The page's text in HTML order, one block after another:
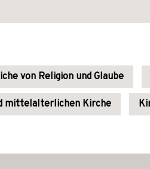
von Religion und Glaube
mittelalterlichen Kirche